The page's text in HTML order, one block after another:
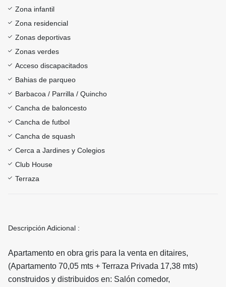
Zona infantil
Zona residencial
Zonas deportivas
Zonas verdes
Acceso discapacitados
Bahias de parqueo
Barbacoa / Parrilla / Quincho
Cancha de baloncesto
Cancha de futbol
Cancha de squash
Cerca a Jardines y Colegios
Club House
Terraza
Descripción Adicional :
Apartamento en obra gris para la venta en ditaires,
(Apartamento 70,05 mts + Terraza Privada 17,38 mts)
construidos y distribuidos en: Salón comedor,